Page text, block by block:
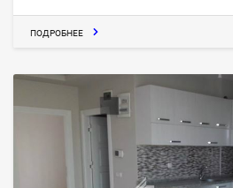
ПОДРОБНЕЕ